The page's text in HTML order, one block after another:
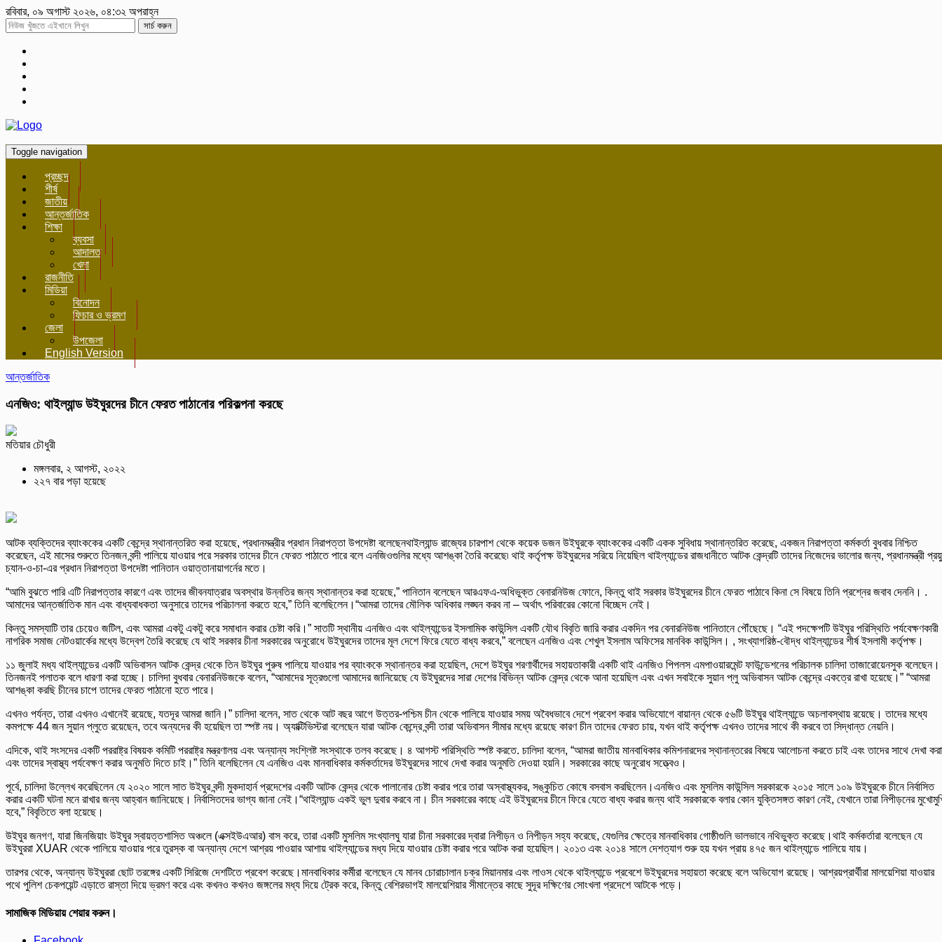
রবিবার, ০৯ অগাস্ট ২০২৬, ০৪:৩২ অপরাহ্ন
সার্চ করুন
Toggle navigation
প্রচ্ছদ
শীর্ষ
জাতীয়
আন্তর্জাতিক
শিক্ষা
ব্যবসা
আদালত
খেলা
রাজনীতি
মিডিয়া
বিনোদন
ফিচার ও ভ্রমণ
জেলা
উপজেলা
English Version
আন্তর্জাতিক
এনজিও: থাইল্যান্ড উইঘুরদের চীনে ফেরত পাঠানোর পরিকল্পনা করছে
মতিয়ার চৌধুরী
মঙ্গলবার, ২ আগস্ট, ২০২২
২২৭ বার পড়া হয়েছে
আটক ব্যক্তিদের ব্যাংককের একটি কেন্দ্রে স্থানান্তরিত করা হয়েছে, প্রধানমন্ত্রীর প্রধান নিরাপত্তা উপদেষ্টা বলেছেনথাইল্যান্ড রাজ্যের চারপাশ থেকে কয়েক ডজন উইঘুরকে ব্যাংককের একটি একক সুবিধায় স্থানান্তরিত করেছে, একজন নিরাপত্তা কর্মকর্তা বুধবার নিশ্চিত
করেছেন, এই মাসের শুরুতে তিনজন বন্দী পালিয়ে যাওয়ার পরে সরকার তাদের চীনে ফেরত পাঠাতে পারে বলে এনজিওগুলির মধ্যে আশঙ্কা তৈরি করেছে৷ থাই কর্তৃপক্ষ উইঘুরদের সরিয়ে নিয়েছিল থাইল্যান্ডের রাজধানীতে আটক কেন্দ্রটি তাদের নিজেদের ভালোর জন্য, প্রধানমন্ত্রী
চ্যান-ও-চা-এর প্রধান নিরাপত্তা উপদেষ্টা পানিতান ওয়াত্তানায়াগর্নের মতে।
“আমি বুঝতে পারি এটি নিরাপত্তার কারণে এবং তাদের জীবনযাত্রার অবস্থার উন্নতির জন্য স্থানান্তর করা হয়েছে,” পানিতান বলেছেন আরএফএ-অধিভুক্ত বেনারনিউজ ফোনে, কিন্তু থাই সরকার উইঘুরদের চীনে ফেরত পাঠাবে কিনা সে বিষয়ে তিনি প্রশ্নের জবাব দেননি। .
আমাদের আন্তর্জাতিক মান এবং বাধ্যবাধকতা অনুসারে তাদের পরিচালনা করতে হবে,” তিনি বলেছিলেন।“আমরা তাদের মৌলিক অধিকার লঙ্ঘন করব না – অর্থাৎ পরিবারের কোনো বিচ্ছেদ নেই।
কিন্তু সমস্যাটি তার চেয়েও জটিল, এবং আমরা একটু একটু করে সমাধান করার চেষ্টা করি।” সাতটি স্থানীয় এনজিও এবং থাইল্যান্ডের ইসলামিক কাউন্সিল একটি যৌথ বিবৃতি জারি করার একদিন পর বেনারনিউজ পানিতানে পৌঁছেছে। “এই পদক্ষেপটি উইঘুর পরিস্থিতি পর্যবেক্ষণকারী
নাগরিক সমাজ নেটওয়ার্কের মধ্যে উদ্বেগ তৈরি করেছে যে থাই সরকার চীনা সরকারের অনুরোধে উইঘুরদের তাদের মূল দেশে ফিরে যেতে বাধ্য করবে,” বলেছেন এনজিও এবং শেখুল ইসলাম অফিসের মানবিক কাউন্সিল। , সংখ্যাগরিষ্ঠ-বৌদ্ধ থাইল্যান্ডের শীর্ষ ইসলামী কর্তৃপক্ষ।
১১ জুলাই মধ্য থাইল্যান্ডের একটি অভিবাসন আটক কেন্দ্র থেকে তিন উইঘুর পুরুষ পালিয়ে যাওয়ার পর ব্যাংককে স্থানান্তর করা হয়েছিল, দেশে উইঘুর শরণার্থীদের সহায়তাকারী একটি থাই এনজিও পিপলস এমপাওয়ারমেন্ট ফাউন্ডেশনের পরিচালক চালিদা তাজারোয়েনসুক বলেছেন।
তিনজনই পলাতক বলে ধারণা করা হচ্ছে। চালিদা বুধবার বেনারনিউজকে বলেন, “আমাদের সূত্রগুলো আমাদের জানিয়েছে যে উইঘুরদের সারা দেশের বিভিন্ন আটক কেন্দ্র থেকে আনা হয়েছিল এবং এখন সবাইকে সুয়ান প্লু অভিবাসন আটক কেন্দ্রে একত্রে রাখা হয়েছে।” “আমরা
আশঙ্কা করছি চীনের চাপে তাদের ফেরত পাঠানো হতে পারে।
এখনও পর্যন্ত, তারা এখনও এখানেই রয়েছে, যতদূর আমরা জানি।” চালিদা বলেন, সাত থেকে আট বছর আগে উত্তর-পশ্চিম চীন থেকে পালিয়ে যাওয়ার সময় অবৈধভাবে দেশে প্রবেশ করার অভিযোগে বায়ান্ন থেকে ৫৬টি উইঘুর থাইল্যান্ডে অচলাবস্থায় রয়েছে। তাদের মধ্যে
কমপক্ষে 44 জন সুয়ান প্লুতে রয়েছেন, তবে অন্যদের কী হয়েছিল তা স্পষ্ট নয়। অ্যাক্টিভিস্টরা বলেছেন যারা আটক কেন্দ্রে বন্দী তারা অভিবাসন সীমার মধ্যে রয়েছে কারণ চীন তাদের ফেরত চায়, যখন থাই কর্তৃপক্ষ এখনও তাদের সাথে কী করবে তা সিদ্ধান্ত নেয়নি।
এদিকে, থাই সংসদের একটি পররাষ্ট্র বিষয়ক কমিটি পররাষ্ট্র মন্ত্রণালয় এবং অন্যান্য সংশ্লিষ্ট সংস্থাকে তলব করেছে। ৪ আগস্ট পরিস্থিতি স্পষ্ট করতে. চালিদা বলেন, “আমরা জাতীয় মানবাধিকার কমিশনারদের স্থানান্তরের বিষয়ে আলোচনা করতে চাই এবং তাদের সাথে দেখা
এবং তাদের স্বাস্থ্য পর্যবেক্ষণ করার অনুমতি দিতে চাই।” তিনি বলেছিলেন যে এনজিও এবং মানবাধিকার কর্মকর্তাদের উইঘুরদের সাথে দেখা করার অনুমতি দেওয়া হয়নি। সরকারের কাছে অনুরোধ সত্ত্বেও।
পূর্বে, চালিদা উল্লেখ করেছিলেন যে ২০২০ সালে সাত উইঘুর বন্দী মুকদাহার্ন প্রদেশের একটি আটক কেন্দ্র থেকে পালানোর চেষ্টা করার পরে তারা অস্বাস্থ্যকর, সঙ্কুচিত কোষে বসবাস করছিলেন।এনজিও এবং মুসলিম কাউন্সিল সরকারকে ২০১৫ সালে ১০৯ উইঘুরকে চীনে নির্বাসিত
করার একটি ঘটনা মনে রাখার জন্য আহ্বান জানিয়েছে। নির্বাসিতদের ভাগ্য জানা নেই।“থাইল্যান্ড একই ভুল দুবার করবে না। চীন সরকারের কাছে এই উইঘুরদের চীনে ফিরে যেতে বাধ্য করার জন্য থাই সরকারকে বলার কোন যুক্তিসঙ্গত কারণ নেই, যেখানে তারা নিপীড়নের
হবে,” বিবৃতিতে বলা হয়েছে।
উইঘুর জনগণ, যারা জিনজিয়াং উইঘুর স্বায়ত্তশাসিত অঞ্চলে (এক্সইউএআর) বাস করে, তারা একটি মুসলিম সংখ্যালঘু যারা চীনা সরকারের দ্বারা নিপীড়ন ও নিপীড়ন সহ্য করেছে, যেগুলির ক্ষেত্রে মানবাধিকার গোষ্ঠীগুলি ভালভাবে নথিভুক্ত করেছে।থাই কর্মকর্তারা বলেছেন যে
উইঘুররা XUAR থেকে পালিয়ে যাওয়ার পরে তুরস্ক বা অন্যান্য দেশে আশ্রয় পাওয়ার আশায় থাইল্যান্ডের মধ্য দিয়ে যাওয়ার চেষ্টা করার পরে আটক করা হয়েছিল। ২০১৩ এবং ২০১৪ সালে দেশত্যাগ শুরু হয় যখন প্রায় ৪৭৫ জন থাইল্যান্ডে পালিয়ে যায়।
তারপর থেকে, অন্যান্য উইঘুররা ছোট তরঙ্গের একটি সিরিজে দেশটিতে প্রবেশ করেছে।মানবাধিকার কর্মীরা বলেছেন যে মানব চোরাচালান চক্র মিয়ানমার এবং লাওস থেকে থাইল্যান্ডে প্রবেশে উইঘুরদের সহায়তা করেছে বলে অভিযোগ রয়েছে। আশ্রয়প্রার্থীরা মালয়েশিয়া যাওয়ার
পথে পুলিশ চেকপয়েন্ট এড়াতে রাস্তা দিয়ে ভ্রমণ করে এবং কখনও কখনও জঙ্গলের মধ্য দিয়ে ট্রেক করে, কিন্তু বেশিরভাগই মালয়েশিয়ার সীমান্তের কাছে সুদূর দক্ষিণের সোংখলা প্রদেশে আটকে পড়ে।
সামাজিক মিডিয়ায় শেয়ার করুন।